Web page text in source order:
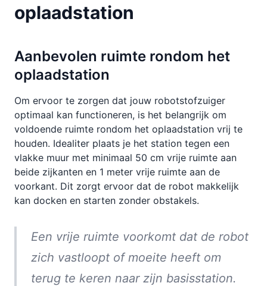
oplaadstation
Aanbevolen ruimte rondom het
oplaadstation
Om ervoor te zorgen dat jouw robotstofzuiger
optimaal kan functioneren, is het belangrijk om
voldoende ruimte rondom het oplaadstation vrij te
houden. Idealiter plaats je het station tegen een
vlakke muur met minimaal 50 cm vrije ruimte aan
beide zijkanten en 1 meter vrije ruimte aan de
voorkant. Dit zorgt ervoor dat de robot makkelijk
kan docken en starten zonder obstakels.
Een vrije ruimte voorkomt dat de robot
zich vastloopt of moeite heeft om
terug te keren naar zijn basisstation.